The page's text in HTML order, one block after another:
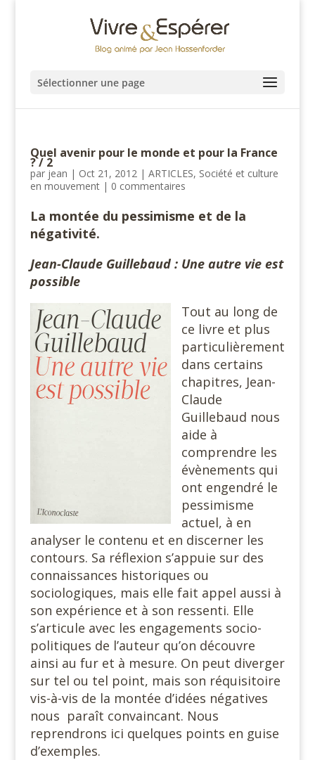
Sélectionner une page
Quel avenir pour le monde et pour la France
? / 2
par jean | Oct 21, 2012| ARTICLES, Société et culture
en mouvement| 0 commentaires
La montée du pessimisme et de la
négativité.
Jean-Claude Guillebaud : Une autre vie est
possible
Tout au long de
ce livre et plus
particulièrement
dans certains
chapitres, Jean-
Claude
Guillebaud nous
aide à
comprendre les
évènements qui
ont engendré le
pessimisme
actuel, à en
analyser le contenu et en discerner les
contours. Sa réflexion s’appuie sur des
connaissances historiques ou
sociologiques, mais elle fait appel aussi à
son expérience et à son ressenti. Elle
s’articule avec les engagements socio-
politiques de l’auteur qu’on découvre
ainsi au fur et à mesure. On peut diverger
sur tel ou tel point, mais son réquisitoire
vis-à-vis de la montée d’idées négatives
nous paraît convaincant. Nous
reprendrons ici quelques points en guise
d’exemples.